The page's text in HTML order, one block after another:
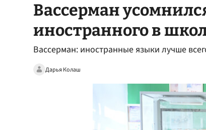
Вассерман
иностранного в
Вассерман: иностранные языки лучше
Дарья Колаш